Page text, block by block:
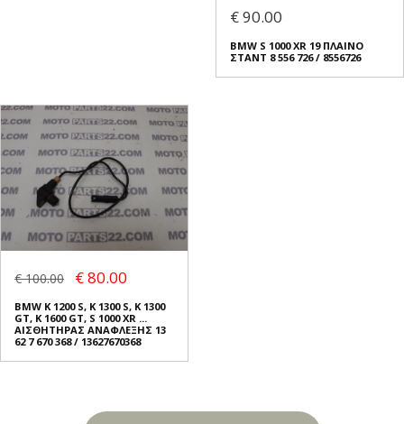
€ 90.00
BMW S 1000 XR 19 ΠΛΑΙΝΟ
ΣΤΑΝΤ 8 556 726 / 8556726
€ 100.00 € 80.00
BMW K 1200 S, K 1300 S, K 1300
GT, K 1600 GT, S 1000 XR ...
ΑΙΣΘΗΤΗΡΑΣ ΑΝΑΦΛΕΞΗΣ 13
62 7 670 368 / 13627670368